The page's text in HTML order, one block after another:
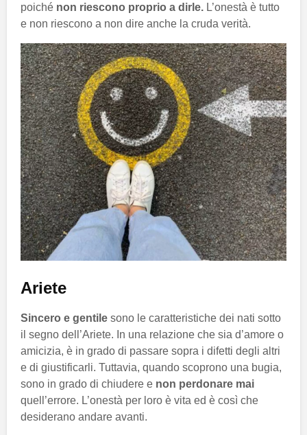
poiché non riescono proprio a dirle. L’onestà è tutto
e non riescono a non dire anche la cruda verità.
Ariete
Sincero e gentile sono le caratteristiche dei nati sotto
il segno dell’Ariete. In una relazione che sia d’amore o
amicizia, è in grado di passare sopra i difetti degli altri
e di giustificarli. Tuttavia, quando scoprono una bugia,
sono in grado di chiudere e non perdonare mai
quell’errore. L’onestà per loro è vita ed è così che
desiderano andare avanti.